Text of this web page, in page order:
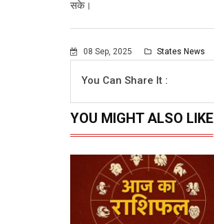
सके।
08 Sep, 2025 States News
You Can Share It :
YOU MIGHT ALSO LIKE